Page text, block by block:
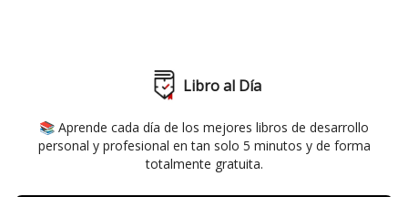
Libro al Día
📚 Aprende cada día de los mejores libros de desarrollo
personal y profesional en tan solo 5 minutos y de forma
totalmente gratuita.